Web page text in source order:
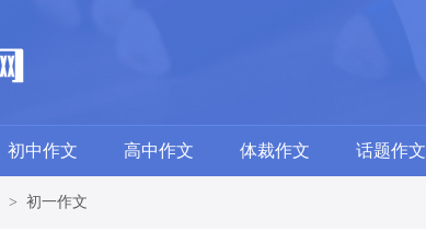
初中作文 高中作文 体裁作文 话题作文
> 初一作文